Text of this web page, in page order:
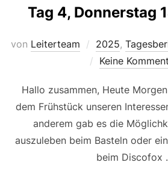
Tag 4, Donnerstag
von Leiterteam 2025,
Keine
Hallo zusammen, Heute
dem Frühstück unseren
anderem gab es die
auszuleben beim Basteln oder
beim Discofox